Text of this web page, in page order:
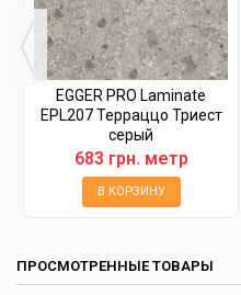
EGGER PRO Laminate
EPL207 Терраццо Триест
серый
683 грн. метр
В КОРЗИНУ
ПРОСМОТРЕННЫЕ ТОВАРЫ